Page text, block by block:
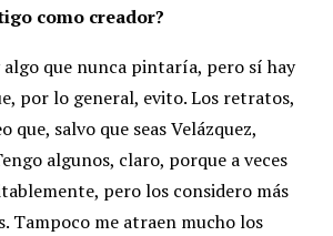
como creador?
que nunca pintaría, pero sí hay
por lo general, evito. Los retratos,
que, salvo que seas Velázquez,
algunos, claro, porque a veces
pero los considero más
Tampoco me atraen mucho los